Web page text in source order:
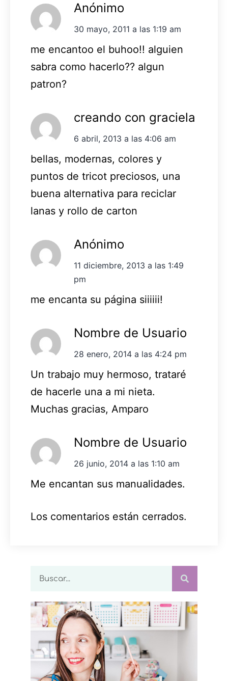
Anónimo
30 mayo, 2011 a las 1:19 am
me encantoo el buhoo!! alguien
sabra como hacerlo?? algun
patron?
creando con graciela
6 abril, 2013 a las 4:06 am
bellas, modernas, colores y
puntos de tricot preciosos, una
buena alternativa para reciclar
lanas y rollo de carton
Anónimo
11 diciembre, 2013 a las 1:49
pm
me encanta su página siiiiii!
Nombre de Usuario
28 enero, 2014 a las 4:24 pm
Un trabajo muy hermoso, trataré
de hacerle una a mi nieta.
Muchas gracias, Amparo
Nombre de Usuario
26 junio, 2014 a las 1:10 am
Me encantan sus manualidades.
Los comentarios están cerrados.